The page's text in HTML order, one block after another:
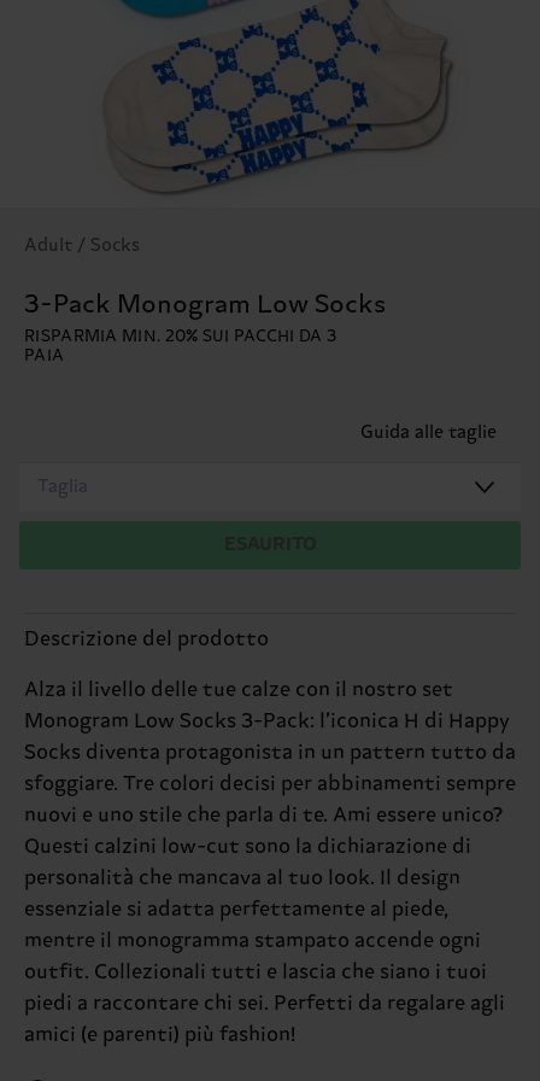
Adult / Socks
3-Pack Monogram Low Socks
RISPARMIA MIN. 20% SUI PACCHI DA 3
PAIA
Guida alle taglie
Taglia
Descrizione del prodotto
Alza il livello delle tue calze con il nostro set
Monogram Low Socks 3-Pack: l’iconica H di Happy
Socks diventa protagonista in un pattern tutto da
sfoggiare. Tre colori decisi per abbinamenti sempre
nuovi e uno stile che parla di te. Ami essere unico?
Questi calzini low-cut sono la dichiarazione di
personalità che mancava al tuo look. Il design
essenziale si adatta perfettamente al piede,
mentre il monogramma stampato accende ogni
outfit. Collezionali tutti e lascia che siano i tuoi
piedi a raccontare chi sei. Perfetti da regalare agli
amici (e parenti) più fashion!